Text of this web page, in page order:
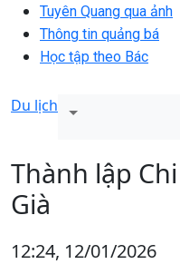
Tuyên Quang qua ảnh
Thông tin quảng bá
Học tập theo Bác
Du lịch
Thành lập
Già
12:24, 12/01/2026